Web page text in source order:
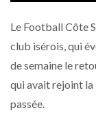
Le Football Côte
club isérois, qui
de semaine le
qui avait rejoint la
passée.